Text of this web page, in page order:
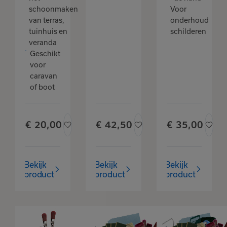
vocht optimaal op.
4x Krachtige Schuursponzen: Een ruime voorraad
sponzen voor het aanpakken van hardnekkige vlekken,
diepliggend vuil in hoeken, of het opruwen en reinigen
van specifieke details waar de borstel te grof voor is.
schoonmaken
van terras,
tuinhuis en
veranda
Geschikt
voor
caravan
of boot
€ 20,00
Bekijk
product
€ 42,50
Bekijk
product
Voor
onderhoud
schilderen
€ 35,00
Bekijk
product
Goudhaantje